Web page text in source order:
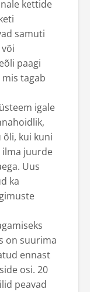
kettide
samuti
paagi
tagab
igale
kui kuni
ilma juurde
Uus
ka
on suurima
ennast
osi. 20
peavad